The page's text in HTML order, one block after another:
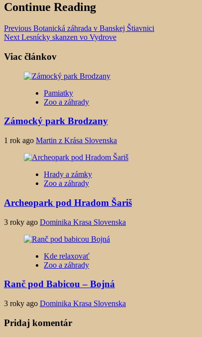
Continue Reading
Previous Botanická záhrada v Banskej Štiavnici
Next Lesnícky skanzen vo Vydrove
Viac článkov
Pamiatky
Zoo a záhrady
Zámocký park Brodzany
1 rok ago Martin z Krása Slovenska
Hrady a zámky
Zoo a záhrady
Archeopark pod Hradom Šariš
3 roky ago Dominika Krasa Slovenska
Kde relaxovať
Zoo a záhrady
Ranč pod Babicou – Bojná
3 roky ago Dominika Krasa Slovenska
Pridaj komentár